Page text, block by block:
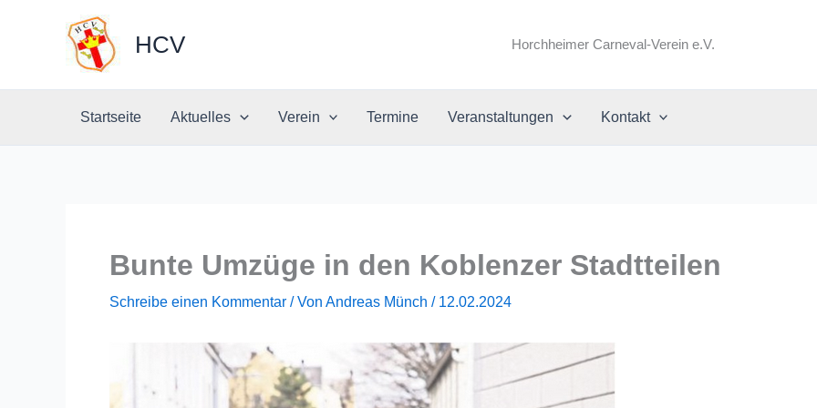
HCV Horchheimer Carneval-Verein e.V.
Startseite Aktuelles Verein Termine Veranstaltungen Kontakt
Bunte Umzüge in den Koblenzer Stadtteilen
Schreibe einen Kommentar / Von Andreas Münch / 12.02.2024